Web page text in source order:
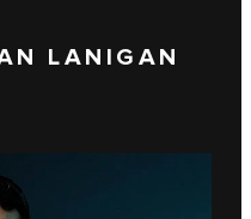
LANIGAN